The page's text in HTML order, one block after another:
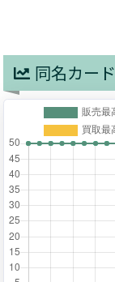
同名カー